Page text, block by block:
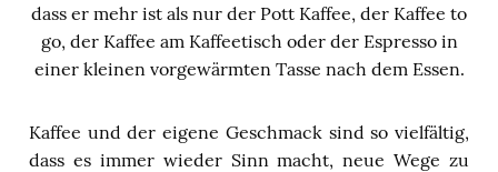
dass er mehr ist als nur der Pott Kaffee, der Kaffee to
go, der Kaffee am Kaffeetisch oder der Espresso in
einer kleinen vorgewärmten Tasse nach dem Essen.
Kaffee und der eigene Geschmack sind so vielfältig,
dass es immer wieder Sinn macht, neue Wege zu